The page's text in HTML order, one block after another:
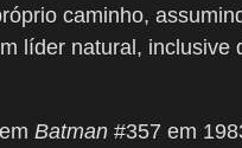
caminho,
líder natural,
Batman #357 em